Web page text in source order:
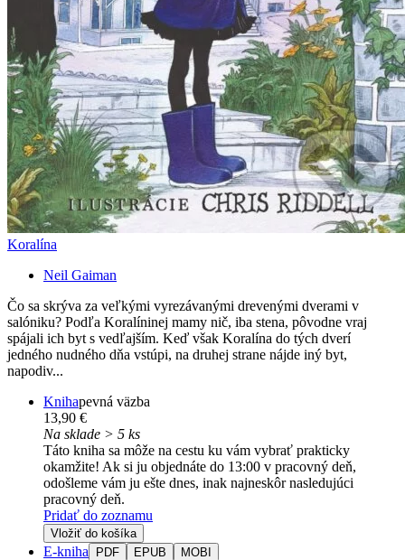
Koralína
Neil Gaiman
Čo sa skrýva za veľkými vyrezávanými drevenými dverami v
salóniku? Podľa Koralíninej mamy nič, iba stena, pôvodne vraj
spájali ich byt s vedľajším. Keď však Koralína do tých dverí
jedného nudného dňa vstúpi, na druhej strane nájde iný byt,
napodiv...
Knihapevná väzba
13,90 €
Na sklade > 5 ks
Táto kniha sa môže na cestu ku vám vybrať prakticky
okamžite! Ak si ju objednáte do 13:00 v pracovný deň,
odošleme vám ju ešte dnes, inak najneskôr nasledujúci
pracovný deň.
Pridať do zoznamu
Vložiť do košíka
E-kniha PDF EPUB MOBI